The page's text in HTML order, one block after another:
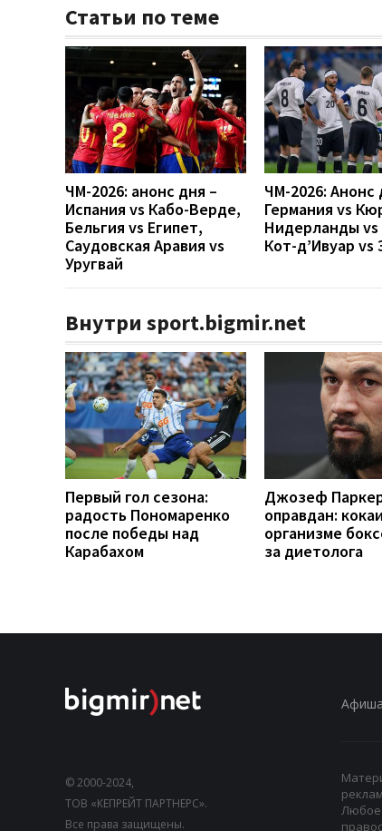
Статьи по теме
ЧМ-2026: анонс дня –
Испания vs Кабо-Верде,
Бельгия vs Египет,
Саудовская Аравия vs
Уругвай
ЧМ-2026: Анонс
Германия vs
Нидерланды vs
Кот-д’Ивуар vs
Внутри sport.bigmir.net
Первый гол сезона:
радость Пономаренко
после победы над
Карабахом
Джозеф
оправдан:
организме
за диетолога
© 2000-2024,
ТОВ «КЕПРЕЙТ ПАРТНЕРС».
Все права защищены.
Афиша
Любое